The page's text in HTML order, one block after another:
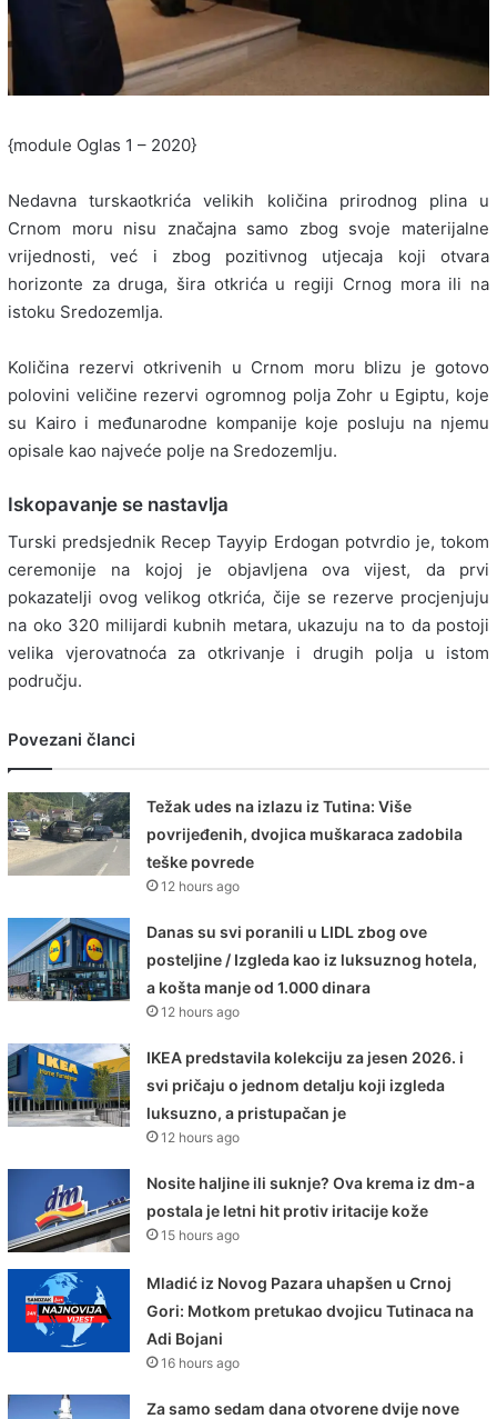
{module Oglas 1 – 2020}
Nedavna turskaotkrića velikih količina prirodnog plina u
Crnom moru nisu značajna samo zbog svoje materijalne
vrijednosti, već i zbog pozitivnog utjecaja koji otvara
horizonte za druga, šira otkrića u regiji Crnog mora ili na
istoku Sredozemlja.
Količina rezervi otkrivenih u Crnom moru blizu je gotovo
polovini veličine rezervi ogromnog polja Zohr u Egiptu, koje
su Kairo i međunarodne kompanije koje posluju na njemu
opisale kao najveće polje na Sredozemlju.
Iskopavanje se nastavlja
Turski predsjednik Recep Tayyip Erdogan potvrdio je, tokom
ceremonije na kojoj je objavljena ova vijest, da prvi
pokazatelji ovog velikog otkrića, čije se rezerve procjenjuju
na oko 320 milijardi kubnih metara, ukazuju na to da postoji
velika vjerovatnoća za otkrivanje i drugih polja u istom
području.
Povezani članci
Težak udes na izlazu iz Tutina: Više
povrijeđenih, dvojica muškaraca zadobila
teške povrede
12 hours ago
Danas su svi poranili u LIDL zbog ove
posteljine / Izgleda kao iz luksuznog hotela,
a košta manje od 1.000 dinara
12 hours ago
IKEA predstavila kolekciju za jesen 2026. i
svi pričaju o jednom detalju koji izgleda
luksuzno, a pristupačan je
12 hours ago
Nosite haljine ili suknje? Ova krema iz dm-a
postala je letni hit protiv iritacije kože
15 hours ago
Mladić iz Novog Pazara uhapšen u Crnoj
Gori: Motkom pretukao dvojicu Tutinaca na
Adi Bojani
16 hours ago
Za samo sedam dana otvorene dvije nove